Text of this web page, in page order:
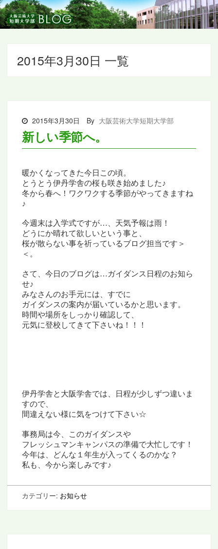
2015年3月30日 一覧
2015年3月30日 By 大阪芸術大学短期大学部
新しい季節へ。
暖かくなってきた今日この頃。
とうとう伊丹学舎の桜も咲き始めました♪
冬から春へ！ワクワクする季節がやってきますね
♪
今週末は入学式ですが…、 天気予報は雨 ！
どうにか晴れて欲しいという事と、
桜が散らない事を祈っているブログ担当です＞
＜。
さて、今日のブログは…ガイダンス日程のお知ら
せ♪
みなさんのお手元には、すでに
ガイダンスの案内が届いているかと思います。
時間や場所をしっかり確認して、
元気に登校してきて下さいね！！！
伊丹学舎と大阪学舎では、
日程が少しずつ違いま
すので、
間違えない様に気をつけて下さい☆
事務局は今、このガイダンスや
フレッシュマンキャンパスの準備で大忙しです！
今年は、どんな１年生が入ってくるのかな？
私も、今から楽しみです♪
カテゴリー: お知らせ